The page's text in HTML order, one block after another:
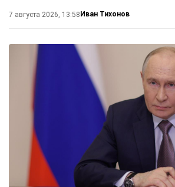
7 августа 2026, 13:58 Иван Тихонов